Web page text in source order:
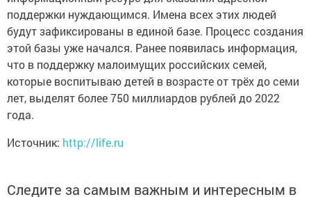
поддержки нуждающимся. Имена всех этих людей
будут зафиксированы в единой базе. Процесс создания
этой базы уже начался. Ранее появилась информация,
что в поддержку малоимущих российских семей,
которые воспитываю детей в возрасте от трёх до семи
лет, выделят более 750 миллиардов рублей до 2022
года.
Источник: http://life.ru
Следите за самым важным и интересным в